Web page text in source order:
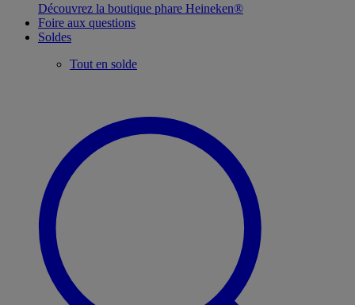
Découvrez la boutique phare Heineken®
Foire aux questions
Soldes
Tout en solde